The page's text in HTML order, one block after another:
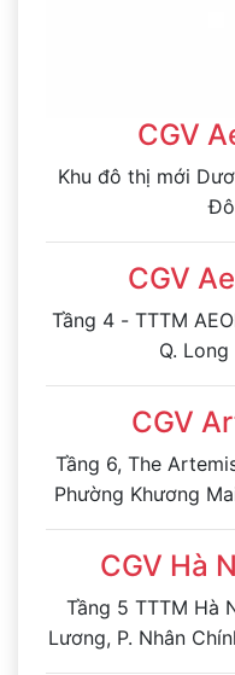
CGV
Khu đô thị mới
CGV
Tầng 4 - TTTM
Q.
CGV
Tầng 6, The
Phường Khương
CGV Hà
Tầng 5 TTTM Hà
Lương, P. Nhân